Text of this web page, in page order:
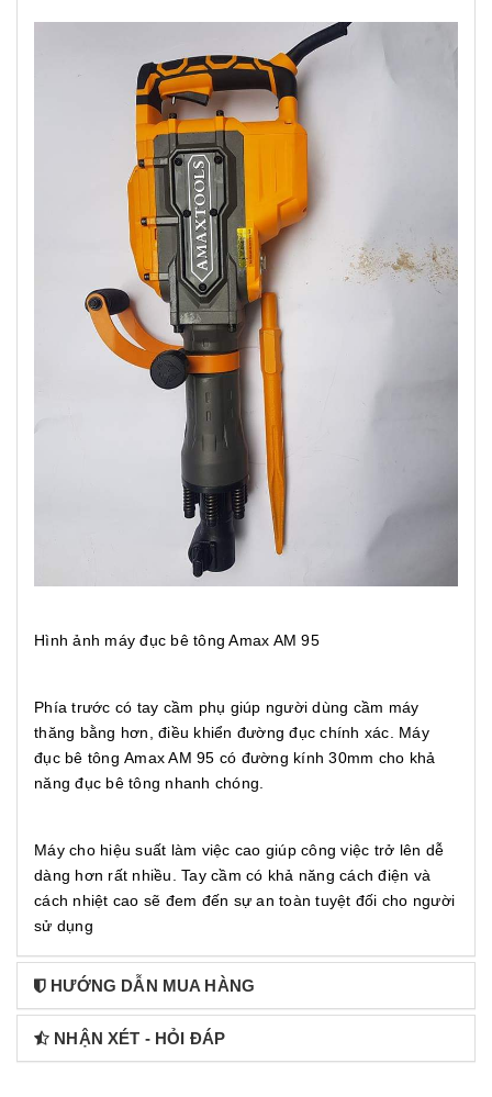
Hình ảnh máy đục bê tông Amax AM 95
Phía trước có tay cầm phụ giúp người dùng cầm máy
thăng bằng hơn, điều khiển đường đục chính xác. Máy
đục bê tông Amax AM 95 có đường kính 30mm cho khả
năng đục bê tông nhanh chóng.
Máy cho hiệu suất làm việc cao giúp công việc trở lên dễ
dàng hơn rất nhiều. Tay cầm có khả năng cách điện và
cách nhiệt cao sẽ đem đến sự an toàn tuyệt đối cho người
sử dụng
HƯỚNG DẪN MUA HÀNG
NHẬN XÉT - HỎI ĐÁP